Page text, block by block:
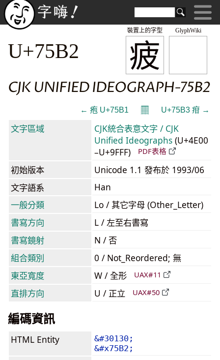
GlyphWiki
疲
裝置上的字型
U+75B2
CJK UNIFIED IDEOGRAPH-75B2
← 疱 U+75B1 𝄜 U+75B3 疳 →
文字區域
CJK統合表意文字 / CJK
Unified Ideographs (U+4E00
–U+9FFF)
PDF表格
初始版本
Unicode 1.1 發布於 1993/06
文字語系
Han
一般分類
Lo / 其它字母 (Other_Letter)
書寫方向
L / 左至右書寫
書寫鏡射
N / 否
組合類別
0 / Not_Reordered; 無
東亞寬度
W / 全形 UAX#11
直排方向 U / 正立 UAX#50
編碼資訊
HTML Entity
&#30130;
&#x75B2;